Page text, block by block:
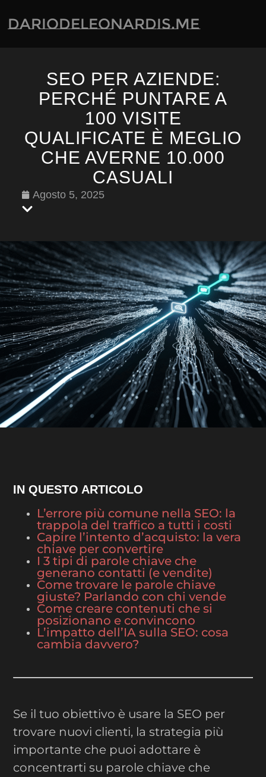
dariodeleonardis.me
SEO PER AZIENDE:
PERCHÉ PUNTARE A
100 VISITE
QUALIFICATE È MEGLIO
CHE AVERNE 10.000
CASUALI
Agosto 5, 2025
IN QUESTO ARTICOLO
L’errore più comune nella SEO: la
trappola del traffico a tutti i costi
Capire l’intento d’acquisto: la vera
chiave per convertire
I 3 tipi di parole chiave che
generano contatti (e vendite)
Come trovare le parole chiave
giuste? Parlando con chi vende
Come creare contenuti che si
posizionano e convincono
L’impatto dell’IA sulla SEO: cosa
cambia davvero?
Se il tuo obiettivo è usare la SEO per
trovare nuovi clienti, la strategia più
importante che puoi adottare è
concentrarti su parole chiave che